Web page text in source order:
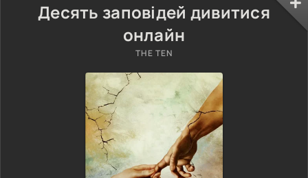
Десять заповідей дивитися
онлайн
THE TEN